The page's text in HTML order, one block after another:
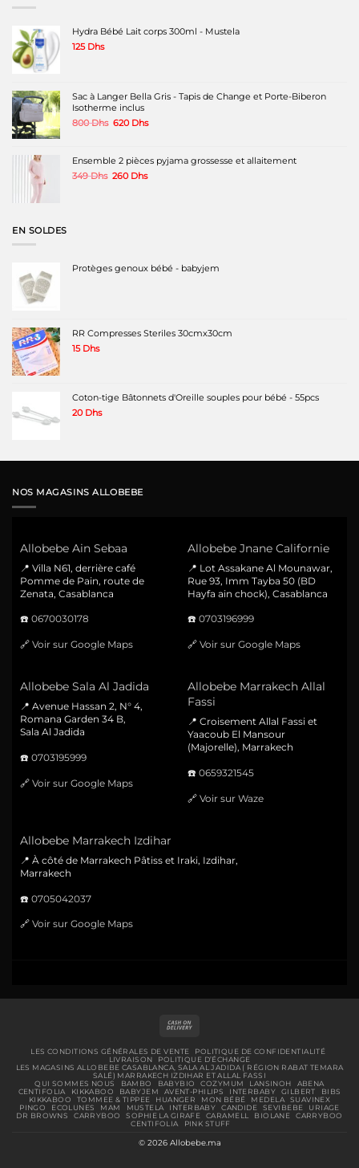
Hydra Bébé Lait corps 300ml - Mustela
125 Dhs
Sac à Langer Bella Gris - Tapis de Change et Porte-Biberon
Isotherme inclus
800Dhs Le
était :
800 Dhs.
620 DhsLe
620 Dhs.
Ensemble 2 pièces pyjama grossesse et allaitement
349Dhs Le
260 DhsLe
EN SOLDES
Protèges genoux bébé - babyjem
RR Compresses Steriles 30cmx30cm
15 Dhs
Coton-tige Bâtonnets d'Oreille souples pour bébé - 55pcs
20 Dhs
NOS MAGASINS ALLOBEBE
Allobebe Ain Sebaa
📍 Villa N61, derrière café
Pomme de Pain, route de
Zenata, Casablanca
☎️ 0670030178
🔗 Voir sur Google Maps
Allobebe Jnane Californie
📍 Lot Assakane Al Mounawar,
Rue 93, Imm Tayba 50 (BD
Hayfa ain chock), Casablanca
☎️ 0703196999
🔗 Voir sur Google Maps
Allobebe Sala Al Jadida
📍 Avenue Hassan 2, N° 4,
Romana Garden 34 B,
Sala Al Jadida
☎️ 0703195999
🔗 Voir sur Google Maps
Allobebe Marrakech Allal
Fassi
📍 Croisement Allal Fassi et
Yaacoub El Mansour
(Majorelle), Marrakech
☎️ 0659321545
🔗 Voir sur Waze
Allobebe Marrakech Izdihar
📍 À côté de Marrakech Pâtiss et Iraki, Izdihar,
Marrakech
☎️ 0705042037
🔗 Voir sur Google Maps
Delivery
LES CONDITIONS GÉNÉRALES DE VENTE
POLITIQUE DE CONFIDENTIALITÉ
LIVRAISON
POLITIQUE D’ÉCHANGE
LES MAGASINS ALLOBEBE CASABLANCA, SALA AL JADIDA ( RÉGION RABAT TEMARA
SALÉ) MARRAKECH IZDIHAR ET ALLAL FASSI
QUI SOMMES NOUS
BAMBO BABYBIO COZYMUM LANSINOH
ABENA
CENTIFOLIA
KIKKABOO BABYJEM AVENT-PHILIPS INTERBABY GILBERT
BIBS
KIKKABOO
TOMMEE & TIPPEE HUANGER MON BÉBÉ MEDELA
SUAVINEX
PINGO
ECOLUNES MAM MUSTELA INTERBABY CANDIDE SEVIBEBE
URIAGE
DR BROWNS
CARRYBOO SOPHIE LA GIRAFE CARAMELL BIOLANE
CARRYBOO
CENTIFOLIA
PINK STUFF
© 2026 Allobebe.ma